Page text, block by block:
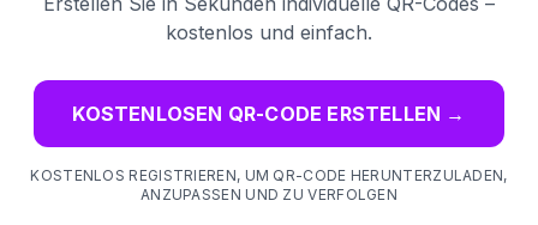
kostenlos und einfach.
KOSTENLOSEN QR-CODE ERSTELLEN →
KOSTENLOS REGISTRIEREN, UM QR-CODE HERUNTERZULADEN,
ANZUPASSEN UND ZU VERFOLGEN